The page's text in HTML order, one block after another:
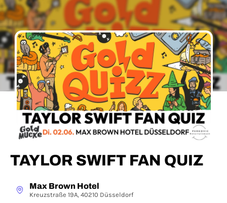
TAYLOR SWIFT FAN QUIZ
Max Brown Hotel
Kreuzstraße 19A, 40210 Düsseldorf